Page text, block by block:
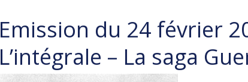
Emission du 24 février
L’intégrale – La saga